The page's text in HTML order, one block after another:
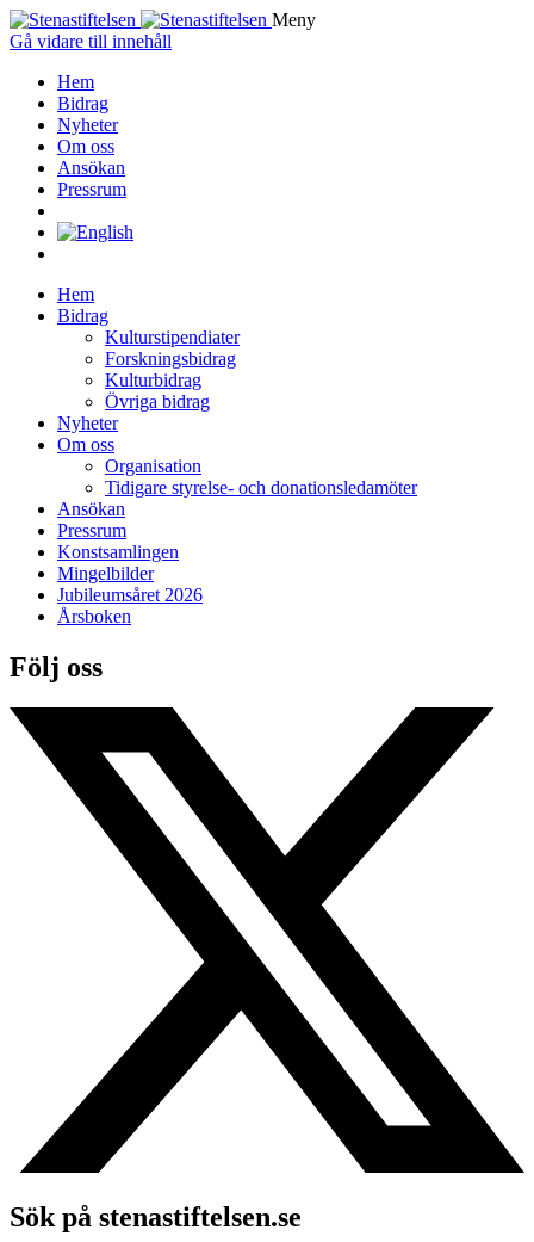
Meny
Gå vidare till innehåll
Hem
Bidrag
Nyheter
Om oss
Ansökan
Pressrum
Hem
Bidrag
Kulturstipendiater
Forskningsbidrag
Kulturbidrag
Övriga bidrag
Nyheter
Om oss
Organisation
Tidigare styrelse- och donationsledamöter
Ansökan
Pressrum
Konstsamlingen
Mingelbilder
Jubileumsåret 2026
Årsboken
Följ oss
Sök på stenastiftelsen.se